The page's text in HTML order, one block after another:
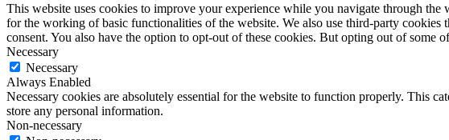
This website uses cookies to improve your experience while you navigate through the
for the working of basic functionalities of the website. We also use third-party
consent. You also have the option to opt-out of these cookies. But opting out of some
Necessary
Necessary
Always Enabled
Necessary cookies are absolutely essential for the website to function properly. This
store any personal information.
Non-necessary